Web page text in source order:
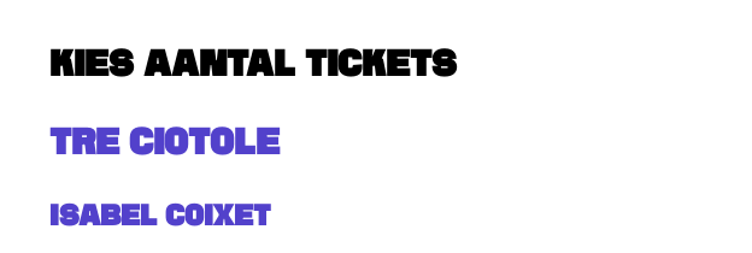
KIES AANTAL TICKETS
TRE CIOTOLE
Isabel Coixet